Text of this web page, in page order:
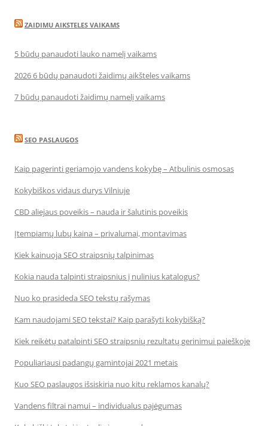
ZAIDIMU AIKSTELES VAIKAMS
5 būdų panaudoti lauko namelį vaikams
2026 6 būdų panaudoti žaidimų aikšteles vaikams
7 būdų panaudoti žaidimų namelį vaikams
SEO PASLAUGOS
Kaip pagerinti geriamojo vandens kokybę – Atbulinis osmosas
Kokybiškos vidaus durys Vilniuje
CBD aliejaus poveikis – nauda ir šalutinis poveikis
Įtempiamų lubų kaina – privalumai, montavimas
Kiek kainuoja SEO straipsnių talpinimas
Kokia nauda talpinti straipsnius į nulinius katalogus?
Nuo ko prasideda SEO tekstų rašymas
Kam naudojami SEO tekstai? Kaip parašyti kokybišką?
Kiek reikėtų patalpinti SEO straipsnių rezultatų gerinimui paieškoje
Populiariausi padangų gamintojai 2021 metais
Kuo SEO paslaugos išsiskiria nuo kitų reklamos kanalų?
Vandens filtrai namui – individualus pajėgumas